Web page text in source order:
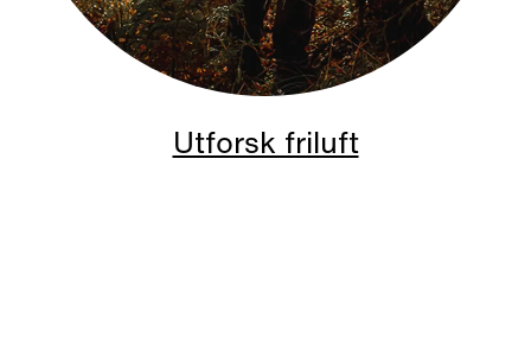
Utforsk friluft